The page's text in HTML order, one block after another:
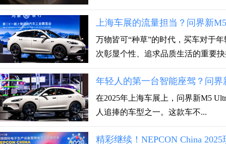
上海车展的流量担当？问界新
万物皆可“种草”的时代，买车对于
次彰显个性、追求品质生活的重要
年轻人的第一台智能座驾？问
在2025年上海车展上，问界新M5
人追捧的车型之一。这款车不...
精彩继续！NEPCON China